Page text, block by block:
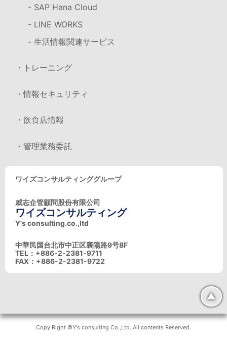
- SAP Hana Cloud
- LINE WORKS
- 生活情報関連サービス
・トレーニング
・情報セキュリティ
・飲食店情報
・管理業務委託
ワイズコンサルティンググループ
威志企管顧問股份有限公司
ワイズコンサルティング
Y's consulting.co.,ltd
中華民国台北市中正区襄陽路9号8F
TEL：+886-2-2381-9711
FAX：+886-2-2381-9722
▲
Copy Right ©Y's consulting Co.,Ltd. All contents Reserved.